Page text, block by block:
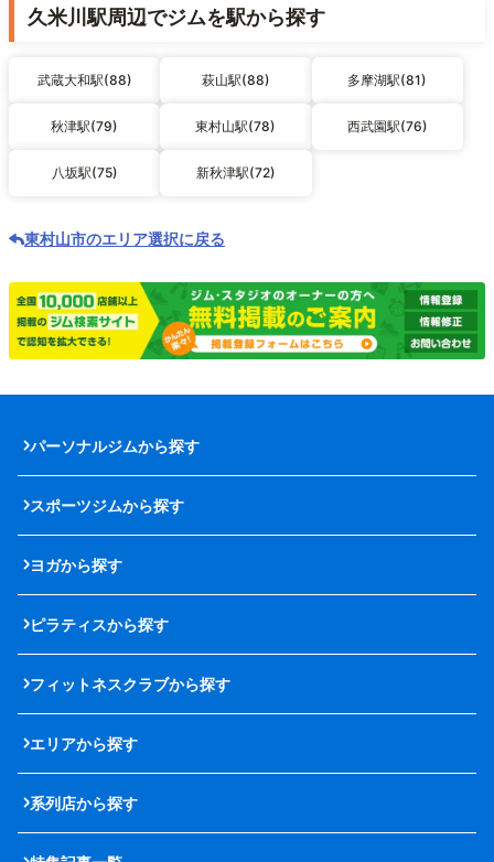
久米川駅周辺でジムを駅から探す
武蔵大和駅(88) 萩山駅(88) 多摩湖駅(81)
秋津駅(79) 東村山駅(78) 西武園駅(76)
八坂駅(75) 新秋津駅(72)
東村山市のエリア選択に戻る
パーソナルジムから探す
スポーツジムから探す
ヨガから探す
ピラティスから探す
フィットネスクラブから探す
エリアから探す
系列店から探す